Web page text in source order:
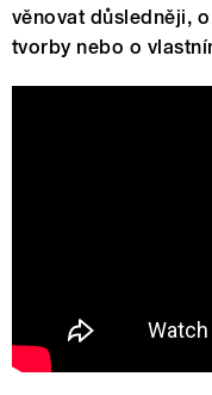
věnovat důsledněji,
tvorby nebo o